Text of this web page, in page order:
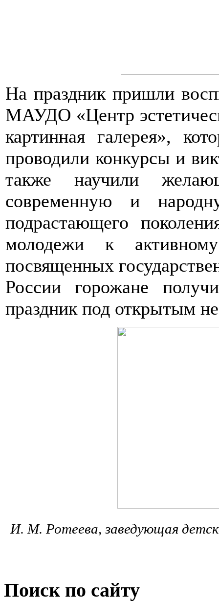
На праздник пришли
МАУДО «Центр
картинная галерея»,
проводили конкурсы и
также научили
современную и
подрастающего
молодежи к
посвященных
России горожане
праздник под открытым
И. М. Ротеева, заведующая
Поиск по сайту